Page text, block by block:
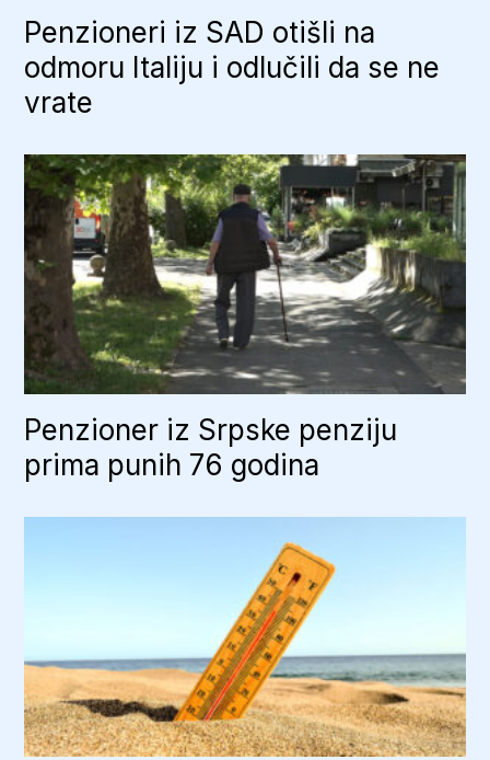
Penzioneri iz SAD otišli na
odmoru Italiju i odlučili da se ne
vrate
Penzioner iz Srpske penziju
prima punih 76 godina